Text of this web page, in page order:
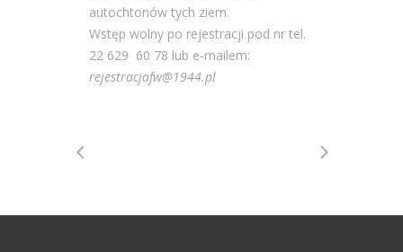
autochtonów tych ziem.
Wstęp wolny po rejestracji pod nr tel.
22 629 60 78 lub e-mailem:
rejestracjafw@1944.pl